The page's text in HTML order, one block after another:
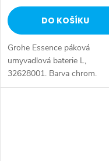
DO KOŠÍKU
Grohe Essence páková
umyvadlová baterie L,
32628001. Barva chrom.